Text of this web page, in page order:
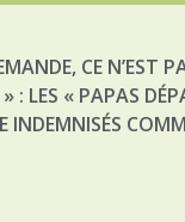
CE N’EST
: LES « PAPAS
INDEMNISÉS